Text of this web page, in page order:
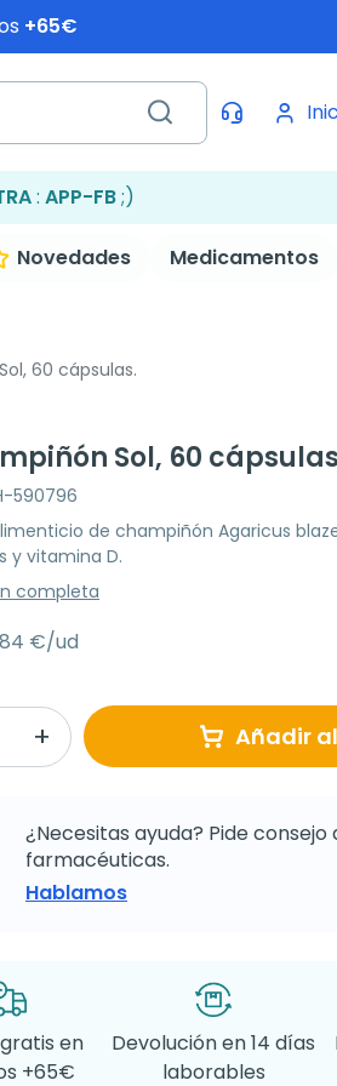
+65€
: APP-FB;)
Novedades Medicamentos
60 cápsulas.
Sol, 60
590796
de champiñón Agaricus
y vitamina D.
completa
€/ud
Añadir
¿Necesitas ayuda? Pide consejo
farmacéuticas.
Hablamos
en
+65€
Devolución en 14 días
laborables